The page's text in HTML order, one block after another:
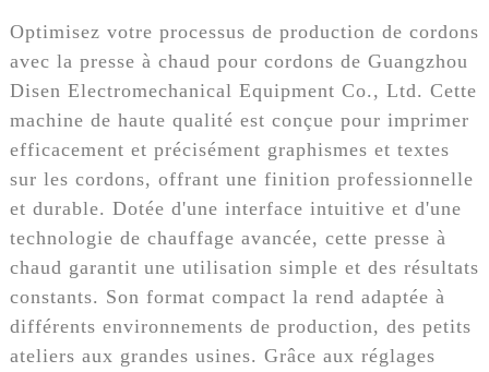
Optimisez votre processus de production de cordons
avec la presse à chaud pour cordons de Guangzhou
Disen Electromechanical Equipment Co., Ltd. Cette
machine de haute qualité est conçue pour imprimer
efficacement et précisément graphismes et textes
sur les cordons, offrant une finition professionnelle
et durable. Dotée d'une interface intuitive et d'une
technologie de chauffage avancée, cette presse à
chaud garantit une utilisation simple et des résultats
constants. Son format compact la rend adaptée à
différents environnements de production, des petits
ateliers aux grandes usines. Grâce aux réglages